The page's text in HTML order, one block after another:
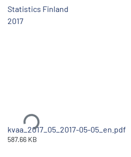
Statistics Finland
2017
kvaa_2017_05_2017-05-05_en.pdf
587.66 KB